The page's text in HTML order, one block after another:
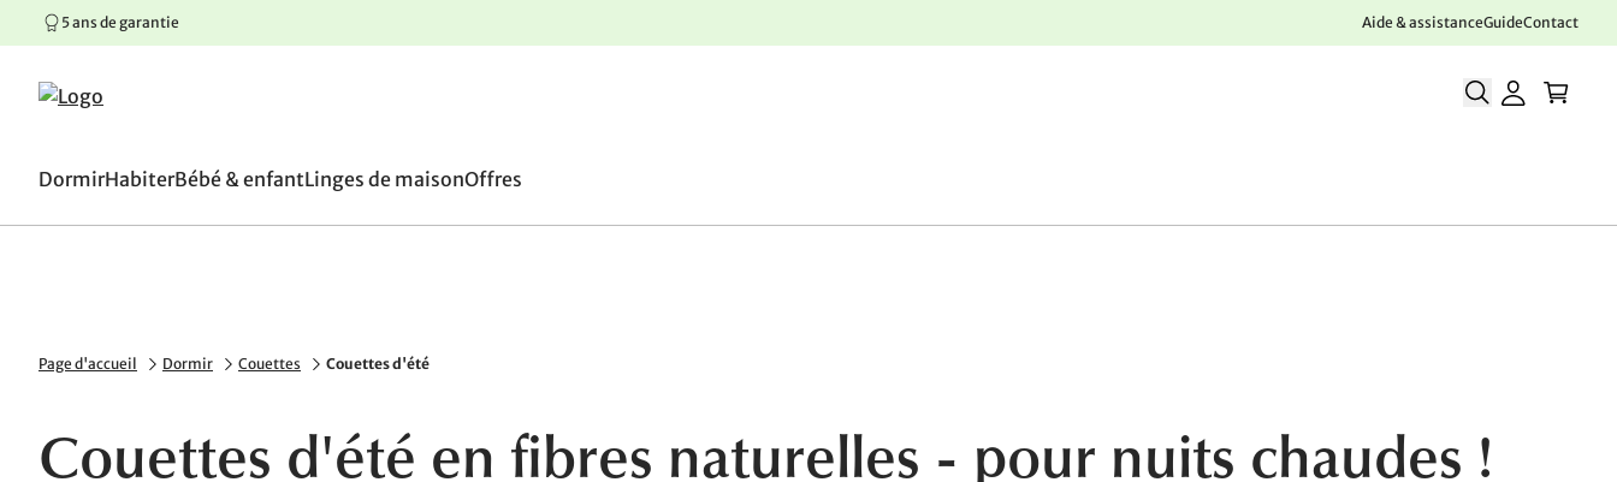
Aller au contenu principal
Aller à la navigation principale
Aller au pied de page
5 ans de garantie Aide & assistanceGuideContact
DormirHabiterBébé & enfantLinges de maisonOffres
Page d'accueil Dormir Couettes Couettes d'été
Couettes d'été en fibres naturelles - pour nuits chaudes !